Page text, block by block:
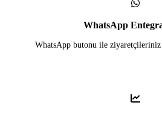
WhatsApp
WhatsApp butonu ile ziyaretçileriniz